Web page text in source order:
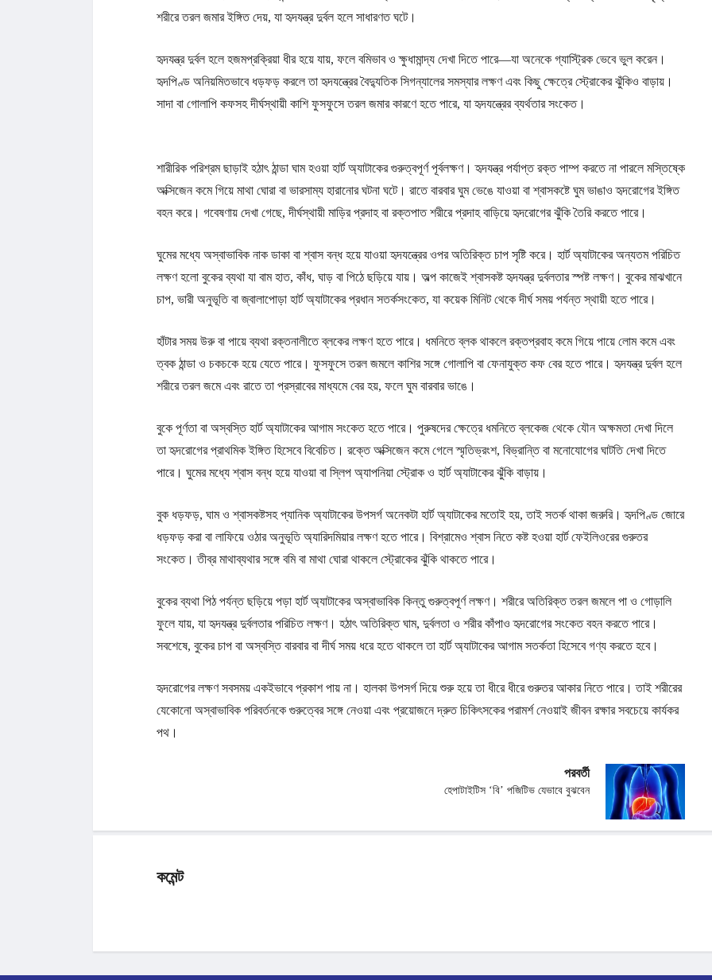
শরীরে তরল জমার ইঙ্গিত দেয়, যা হৃদযন্ত্র দুর্বল হলে সাধারণত ঘটে।
হৃদযন্ত্র দুর্বল হলে হজমপ্রক্রিয়া ধীর হয়ে যায়, ফলে বমিভাব ও ক্ষুধামান্দ্য দেখা দিতে পারে—যা অনেকে গ্যাস্ট্রিক ভেবে ভুল করেন।
হৃদপিণ্ড অনিয়মিতভাবে ধড়ফড় করলে তা হৃদযন্ত্রের বৈদ্যুতিক সিগন্যালের সমস্যার লক্ষণ এবং কিছু ক্ষেত্রে স্ট্রোকের ঝুঁকিও বাড়ায়।
সাদা বা গোলাপি কফসহ দীর্ঘস্থায়ী কাশি ফুসফুসে তরল জমার কারণে হতে পারে, যা হৃদযন্ত্রের ব্যর্থতার সংকেত।
শারীরিক পরিশ্রম ছাড়াই হঠাৎ ঠান্ডা ঘাম হওয়া হার্ট অ্যাটাকের গুরুত্বপূর্ণ পূর্বলক্ষণ। হৃদযন্ত্র পর্যাপ্ত রক্ত পাম্প করতে না পারলে মস্তিষ্কে
অক্সিজেন কমে গিয়ে মাথা ঘোরা বা ভারসাম্য হারানোর ঘটনা ঘটে। রাতে বারবার ঘুম ভেঙে যাওয়া বা শ্বাসকষ্টে ঘুম ভাঙাও হৃদরোগের ইঙ্গিত
বহন করে। গবেষণায় দেখা গেছে, দীর্ঘস্থায়ী মাড়ির প্রদাহ বা রক্তপাত শরীরে প্রদাহ বাড়িয়ে হৃদরোগের ঝুঁকি তৈরি করতে পারে।
ঘুমের মধ্যে অস্বাভাবিক নাক ডাকা বা শ্বাস বন্ধ হয়ে যাওয়া হৃদযন্ত্রের ওপর অতিরিক্ত চাপ সৃষ্টি করে। হার্ট অ্যাটাকের অন্যতম পরিচিত
লক্ষণ হলো বুকের ব্যথা যা বাম হাত, কাঁধ, ঘাড় বা পিঠে ছড়িয়ে যায়। অল্প কাজেই শ্বাসকষ্ট হৃদযন্ত্র দুর্বলতার স্পষ্ট লক্ষণ। বুকের মাঝখানে
চাপ, ভারী অনুভূতি বা জ্বালাপোড়া হার্ট অ্যাটাকের প্রধান সতর্কসংকেত, যা কয়েক মিনিট থেকে দীর্ঘ সময় পর্যন্ত স্থায়ী হতে পারে।
হাঁটার সময় উরু বা পায়ে ব্যথা রক্তনালীতে ব্লকের লক্ষণ হতে পারে। ধমনিতে ব্লক থাকলে রক্তপ্রবাহ কমে গিয়ে পায়ে লোম কমে এবং
ত্বক ঠান্ডা ও চকচকে হয়ে যেতে পারে। ফুসফুসে তরল জমলে কাশির সঙ্গে গোলাপি বা ফেনাযুক্ত কফ বের হতে পারে। হৃদযন্ত্র দুর্বল হলে
শরীরে তরল জমে এবং রাতে তা প্রস্রাবের মাধ্যমে বের হয়, ফলে ঘুম বারবার ভাঙে।
বুকে পূর্ণতা বা অস্বস্তি হার্ট অ্যাটাকের আগাম সংকেত হতে পারে। পুরুষদের ক্ষেত্রে ধমনিতে ব্লকেজ থেকে যৌন অক্ষমতা দেখা দিলে
তা হৃদরোগের প্রাথমিক ইঙ্গিত হিসেবে বিবেচিত। রক্তে অক্সিজেন কমে গেলে স্মৃতিভ্রংশ, বিভ্রান্তি বা মনোযোগের ঘাটতি দেখা দিতে
পারে। ঘুমের মধ্যে শ্বাস বন্ধ হয়ে যাওয়া বা স্লিপ অ্যাপনিয়া স্ট্রোক ও হার্ট অ্যাটাকের ঝুঁকি বাড়ায়।
বুক ধড়ফড়, ঘাম ও শ্বাসকষ্টসহ প্যানিক অ্যাটাকের উপসর্গ অনেকটা হার্ট অ্যাটাকের মতোই হয়, তাই সতর্ক থাকা জরুরি। হৃদপিণ্ড জোরে
ধড়ফড় করা বা লাফিয়ে ওঠার অনুভূতি অ্যারিদমিয়ার লক্ষণ হতে পারে। বিশ্রামেও শ্বাস নিতে কষ্ট হওয়া হার্ট ফেইলিওরের গুরুতর
সংকেত। তীব্র মাথাব্যথার সঙ্গে বমি বা মাথা ঘোরা থাকলে স্ট্রোকের ঝুঁকি থাকতে পারে।
বুকের ব্যথা পিঠ পর্যন্ত ছড়িয়ে পড়া হার্ট অ্যাটাকের অস্বাভাবিক কিন্তু গুরুত্বপূর্ণ লক্ষণ। শরীরে অতিরিক্ত তরল জমলে পা ও গোড়ালি
ফুলে যায়, যা হৃদযন্ত্র দুর্বলতার পরিচিত লক্ষণ। হঠাৎ অতিরিক্ত ঘাম, দুর্বলতা ও শরীর কাঁপাও হৃদরোগের সংকেত বহন করতে পারে।
সবশেষে, বুকের চাপ বা অস্বস্তি বারবার বা দীর্ঘ সময় ধরে হতে থাকলে তা হার্ট অ্যাটাকের আগাম সতর্কতা হিসেবে গণ্য করতে হবে।
হৃদরোগের লক্ষণ সবসময় একইভাবে প্রকাশ পায় না। হালকা উপসর্গ দিয়ে শুরু হয়ে তা ধীরে ধীরে গুরুতর আকার নিতে পারে। তাই শরীরের
যেকোনো অস্বাভাবিক পরিবর্তনকে গুরুত্বের সঙ্গে নেওয়া এবং প্রয়োজনে দ্রুত চিকিৎসকের পরামর্শ নেওয়াই জীবন রক্ষার সবচেয়ে কার্যকর
পথ।
পরবর্তী
হেপাটাইটিস ‘বি’ পজিটিভ যেভাবে বুঝবেন
কমেন্ট